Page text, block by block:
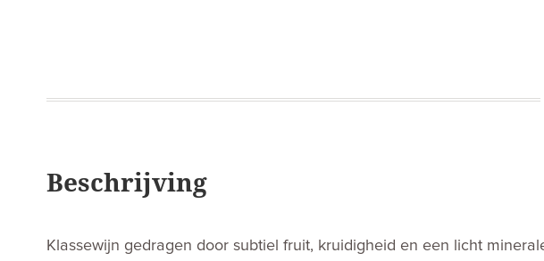
Beschrijving
Klassewijn gedragen door subtiel fruit, kruidigheid en een licht